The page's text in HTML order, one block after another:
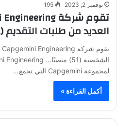
نوفمبر 2, 2023 195
العديد من طلبات التقديم (51) منصبًا…
لمجموعة Capgemini التي تجمع…
أكمل القراءة »